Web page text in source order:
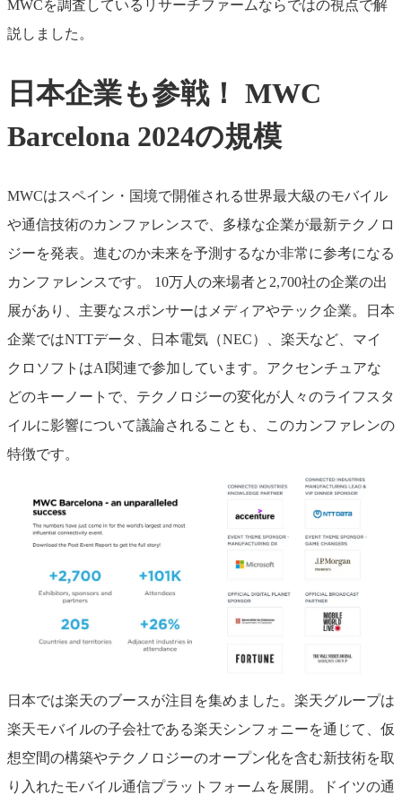
MWCを調査しているリサーチファームならではの視点で解
説しました。
日本企業も参戦！ MWC
Barcelona 2024の規模
MWCはスペイン・国境で開催される世界最大級のモバイル
や通信技術のカンファレンスで、多様な企業が最新テクノロ
ジーを発表。進むのか未来を予測するなか非常に参考になる
カンファレンスです。
10万人の来場者と2,700社の企業の出
展があり、主要なスポンサーはメディアやテック企業。日本
企業ではNTTデータ、日本電気（NEC）、楽天など、マイ
クロソフトはAI関連で参加しています。アクセンチュアな
どのキーノートで、テクノロジーの変化が人々のライフスタ
イルに影響について議論されることも、このカンファレンの
特徴です。
日本では楽天のブースが注目を集めました。楽天グループは
楽天モバイルの子会社である楽天シンフォニーを通じて、仮
想空間の構築やテクノロジーのオープン化を含む新技術を取
り入れたモバイル通信プラットフォームを展開。ドイツの通